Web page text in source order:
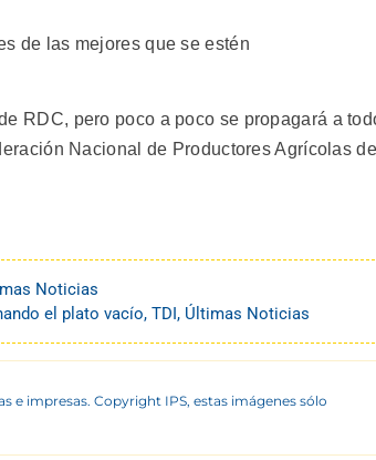
de las mejores que se estén
RDC, pero poco a poco se propagará a
Nacional de Productores Agrícolas de
Noticias
el plato vacío, TDI, Últimas Noticias
e impresas. Copyright IPS, estas imágenes sólo